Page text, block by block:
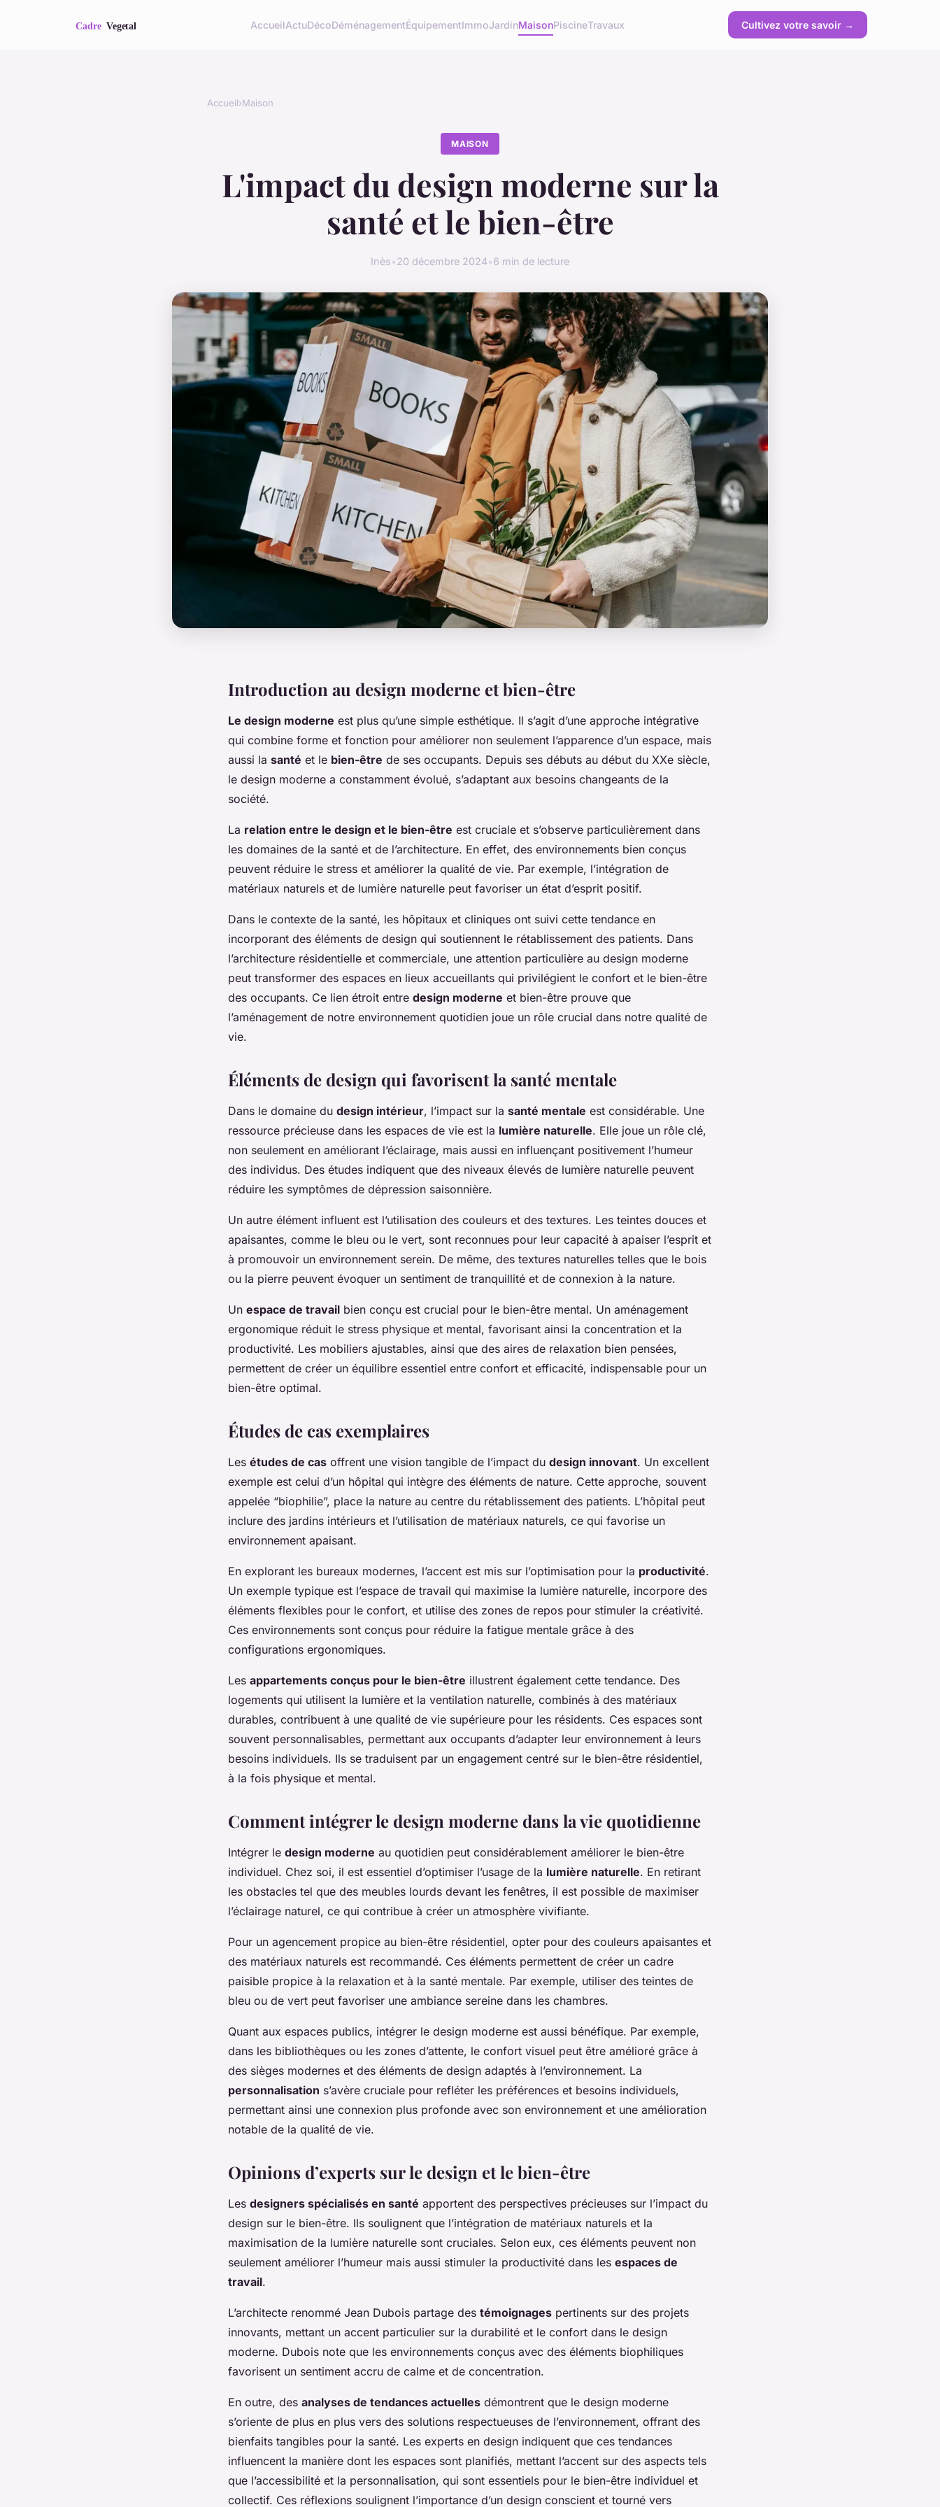
AccueilActuDécoDéménagementÉquipementImmoJardinMaisonPiscineTravaux Cultivez votre savoir →
Accueil›Maison
MAISON
L'impact du design moderne sur la
santé et le bien-être
Inès•20 décembre 2024•6 min de lecture
Introduction au design moderne et bien-être
Le design moderne est plus qu’une simple esthétique. Il s’agit d’une approche intégrative
qui combine forme et fonction pour améliorer non seulement l’apparence d’un espace, mais
aussi la santé et le bien-être de ses occupants. Depuis ses débuts au début du XXe siècle,
le design moderne a constamment évolué, s’adaptant aux besoins changeants de la
société.
La relation entre le design et le bien-être est cruciale et s’observe particulièrement dans
les domaines de la santé et de l’architecture. En effet, des environnements bien conçus
peuvent réduire le stress et améliorer la qualité de vie. Par exemple, l’intégration de
matériaux naturels et de lumière naturelle peut favoriser un état d’esprit positif.
Dans le contexte de la santé, les hôpitaux et cliniques ont suivi cette tendance en
incorporant des éléments de design qui soutiennent le rétablissement des patients. Dans
l’architecture résidentielle et commerciale, une attention particulière au design moderne
peut transformer des espaces en lieux accueillants qui privilégient le confort et le bien-être
des occupants. Ce lien étroit entre design moderne et bien-être prouve que
l’aménagement de notre environnement quotidien joue un rôle crucial dans notre qualité de
vie.
Éléments de design qui favorisent la santé mentale
Dans le domaine du design intérieur, l’impact sur la santé mentale est considérable. Une
ressource précieuse dans les espaces de vie est la lumière naturelle. Elle joue un rôle clé,
non seulement en améliorant l’éclairage, mais aussi en influençant positivement l’humeur
des individus. Des études indiquent que des niveaux élevés de lumière naturelle peuvent
réduire les symptômes de dépression saisonnière.
Un autre élément influent est l’utilisation des couleurs et des textures. Les teintes douces et
apaisantes, comme le bleu ou le vert, sont reconnues pour leur capacité à apaiser l’esprit et
à promouvoir un environnement serein. De même, des textures naturelles telles que le bois
ou la pierre peuvent évoquer un sentiment de tranquillité et de connexion à la nature.
Un espace de travail bien conçu est crucial pour le bien-être mental. Un aménagement
ergonomique réduit le stress physique et mental, favorisant ainsi la concentration et la
productivité. Les mobiliers ajustables, ainsi que des aires de relaxation bien pensées,
permettent de créer un équilibre essentiel entre confort et efficacité, indispensable pour un
bien-être optimal.
Études de cas exemplaires
Les études de cas offrent une vision tangible de l’impact du design innovant. Un excellent
exemple est celui d’un hôpital qui intègre des éléments de nature. Cette approche, souvent
appelée “biophilie”, place la nature au centre du rétablissement des patients. L’hôpital peut
inclure des jardins intérieurs et l’utilisation de matériaux naturels, ce qui favorise un
environnement apaisant.
En explorant les bureaux modernes, l’accent est mis sur l’optimisation pour la productivité.
Un exemple typique est l’espace de travail qui maximise la lumière naturelle, incorpore des
éléments flexibles pour le confort, et utilise des zones de repos pour stimuler la créativité.
Ces environnements sont conçus pour réduire la fatigue mentale grâce à des
configurations ergonomiques.
Les appartements conçus pour le bien-être illustrent également cette tendance. Des
logements qui utilisent la lumière et la ventilation naturelle, combinés à des matériaux
durables, contribuent à une qualité de vie supérieure pour les résidents. Ces espaces sont
souvent personnalisables, permettant aux occupants d’adapter leur environnement à leurs
besoins individuels. Ils se traduisent par un engagement centré sur le bien-être résidentiel,
à la fois physique et mental.
Comment intégrer le design moderne dans la vie quotidienne
Intégrer le design moderne au quotidien peut considérablement améliorer le bien-être
individuel. Chez soi, il est essentiel d’optimiser l’usage de la lumière naturelle. En retirant
les obstacles tel que des meubles lourds devant les fenêtres, il est possible de maximiser
l’éclairage naturel, ce qui contribue à créer un atmosphère vivifiante.
Pour un agencement propice au bien-être résidentiel, opter pour des couleurs apaisantes et
des matériaux naturels est recommandé. Ces éléments permettent de créer un cadre
paisible propice à la relaxation et à la santé mentale. Par exemple, utiliser des teintes de
bleu ou de vert peut favoriser une ambiance sereine dans les chambres.
Quant aux espaces publics, intégrer le design moderne est aussi bénéfique. Par exemple,
dans les bibliothèques ou les zones d’attente, le confort visuel peut être amélioré grâce à
des sièges modernes et des éléments de design adaptés à l’environnement. La
personnalisation s’avère cruciale pour refléter les préférences et besoins individuels,
permettant ainsi une connexion plus profonde avec son environnement et une amélioration
notable de la qualité de vie.
Opinions d’experts sur le design et le bien-être
Les designers spécialisés en santé apportent des perspectives précieuses sur l’impact du
design sur le bien-être. Ils soulignent que l’intégration de matériaux naturels et la
maximisation de la lumière naturelle sont cruciales. Selon eux, ces éléments peuvent non
seulement améliorer l’humeur mais aussi stimuler la productivité dans les espaces de
travail.
L’architecte renommé Jean Dubois partage des témoignages pertinents sur des projets
innovants, mettant un accent particulier sur la durabilité et le confort dans le design
moderne. Dubois note que les environnements conçus avec des éléments biophiliques
favorisent un sentiment accru de calme et de concentration.
En outre, des analyses de tendances actuelles démontrent que le design moderne
s’oriente de plus en plus vers des solutions respectueuses de l’environnement, offrant des
bienfaits tangibles pour la santé. Les experts en design indiquent que ces tendances
influencent la manière dont les espaces sont planifiés, mettant l’accent sur des aspects tels
que l’accessibilité et la personnalisation, qui sont essentiels pour le bien-être individuel et
collectif. Ces réflexions soulignent l’importance d’un design conscient et tourné vers